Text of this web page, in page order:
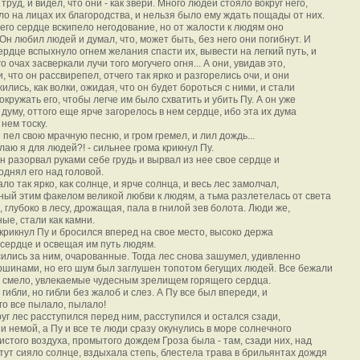
и видел, что они - как звери. Много людей стояло вокруг него,
на лицах их благородства, и нельзя было ему ждать пощады от них.
его сердце вскипело негодование, но от жалости к людям оно
любил людей и думал, что, может быть, без него они погибнут. И
вспыхнуло огнем желания спасти их, вывести на легкий путь, и
очах засверкали лучи того могучего огня... А они, увидав это,
что он рассвирепел, отчего так ярко и разгорелись очи, и они
как волки, ожидая, что он будет бороться с ними, и стали
его, чтобы легче им было схватить и убить Пу. А он уже
оттого еще ярче загорелось в нем сердце, ибо эта их дума
тоску.
пел свою мрачную песню, и гром гремел, и лил дождь...
я для людей?! - сильнее грома крикнул Пу.
разорвал руками себе грудь и вырвал из нее свое сердце и
его над головой.
так ярко, как солнце, и ярче солнца, и весь лес замолчал,
этим факелом великой любви к людям, а тьма разлетелась от света
глубоко в лесу, дрожащая, пала в гнилой зев болота. Люди же,
стали как камни.
Пу и бросился вперед на свое место, высоко держа
и освещая им путь людям.
за ним, очарованные. Тогда лес снова зашумел, удивленно
но его шум был заглушен топотом бегущих людей. Все бежали
увлекаемые чудесным зрелищем горящего сердца.
но гибли без жалоб и слез. А Пу все был впереди, и
все пылало, пылало!
лес расступился перед ним, расступился и остался сзади,
немой, а Пу и все те люди сразу окунулись в море солнечного
воздуха, промытого дождем Гроза была - там, сзади них, над
сияло солнце, вздыхала степь, блестела трава в брильянтах дождя